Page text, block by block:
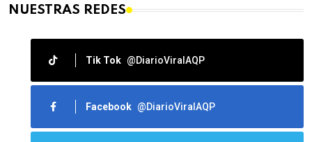
NUESTRAS REDES
Tik Tok @DiarioViralAQP
Facebook @DiarioViralAQP